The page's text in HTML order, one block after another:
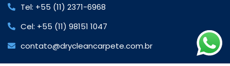
Tel: +55 (11) 2371-6968
Cel: +55 (11) 98151 1047
contato@drycleancarpete.com.br